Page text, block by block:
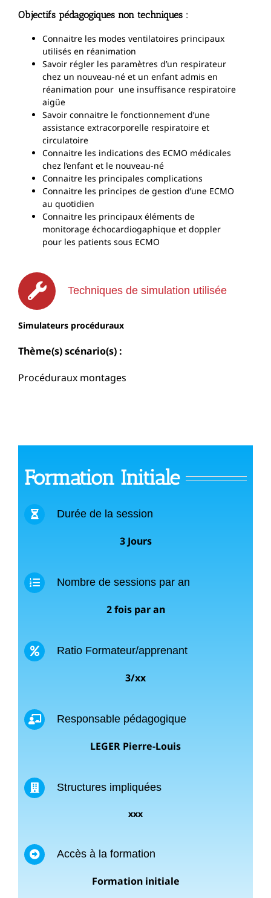
Objectifs pédagogiques non techniques :
Connaitre les modes ventilatoires principaux
utilisés en réanimation
Savoir régler les paramètres d’un respirateur
chez un nouveau-né et un enfant admis en
réanimation pour une insuffisance respiratoire
aigüe
Savoir connaitre le fonctionnement d’une
assistance extracorporelle respiratoire et
circulatoire
Connaitre les indications des ECMO médicales
chez l’enfant et le nouveau-né
Connaitre les principales complications
Connaitre les principes de gestion d’une ECMO
au quotidien
Connaitre les principaux éléments de
monitorage échocardiogaphique et doppler
pour les patients sous ECMO
Techniques de simulation utilisée
Simulateurs procéduraux
Thème(s) scénario(s) :
Procéduraux montages
Formation Initiale
Durée de la session
3 Jours
Nombre de sessions par an
2 fois par an
Ratio Formateur/apprenant
3/xx
Responsable pédagogique
LEGER Pierre-Louis
Structures impliquées
xxx
Accès à la formation
Formation initiale